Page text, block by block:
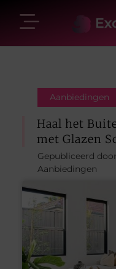
Aanbiedingen
Haal het
met Glazen
Gepubliceerd
Aanbiedingen